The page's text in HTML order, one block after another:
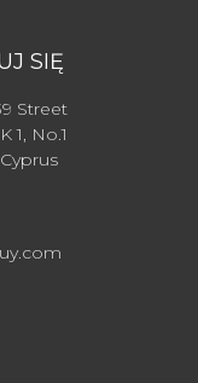
SIĘ
Street
1, No.1